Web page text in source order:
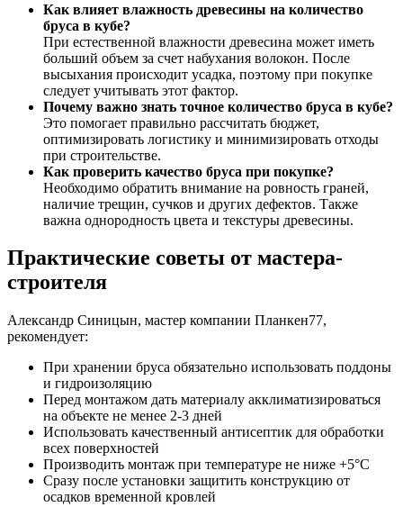
Как влияет влажность древесины на количество
бруса в кубе?
При естественной влажности древесина может иметь
больший объем за счет набухания волокон. После
высыхания происходит усадка, поэтому при покупке
следует учитывать этот фактор.
Почему важно знать точное количество бруса в кубе?
Это помогает правильно рассчитать бюджет,
оптимизировать логистику и минимизировать отходы
при строительстве.
Как проверить качество бруса при покупке?
Необходимо обратить внимание на ровность граней,
наличие трещин, сучков и других дефектов. Также
важна однородность цвета и текстуры древесины.
Практические советы от мастера-
строителя
Александр Синицын, мастер компании Планкен77,
рекомендует:
При хранении бруса обязательно использовать поддоны
и гидроизоляцию
Перед монтажом дать материалу акклиматизироваться
на объекте не менее 2-3 дней
Использовать качественный антисептик для обработки
всех поверхностей
Производить монтаж при температуре не ниже +5°C
Сразу после установки защитить конструкцию от
осадков временной кровлей